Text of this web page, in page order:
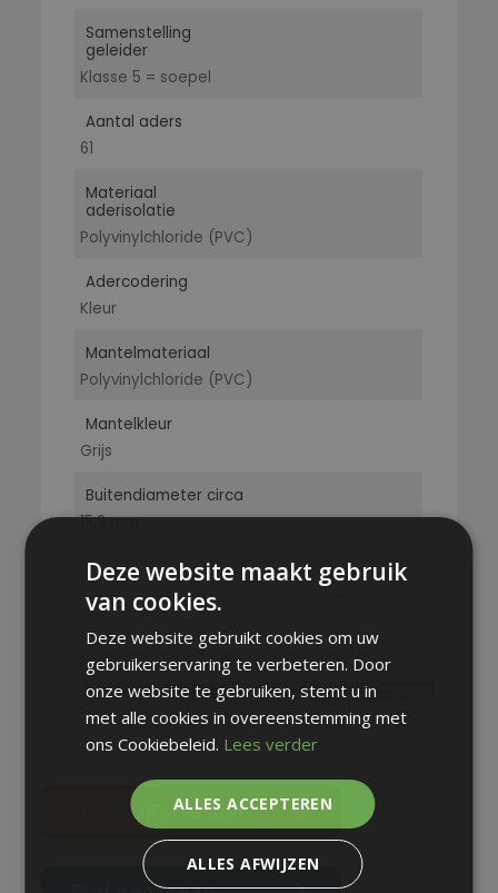
Samenstelling
geleider
Klasse 5 = soepel
Aantal aders
61
Materiaal
aderisolatie
Polyvinylchloride (PVC)
Adercodering
Kleur
Mantelmateriaal
Polyvinylchloride (PVC)
Mantelkleur
Grijs
Buitendiameter circa
15.2 mm
Vraag offerte aan
Deze website maakt gebruik
van cookies.
Deze website gebruikt cookies om uw
gebruikerservaring te verbeteren. Door
onze website te gebruiken, stemt u in
met alle cookies in overeenstemming met
ons Cookiebeleid. Lees verder
ALLES ACCEPTEREN
ALLES AFWIJZEN